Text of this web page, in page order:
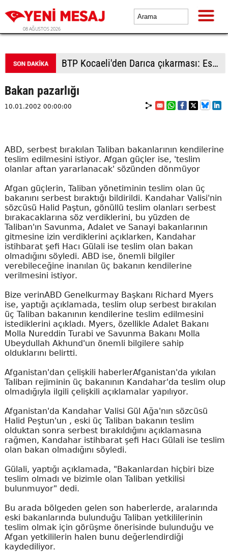
08 AĞUSTOS 2026
BTP Kocaeli'den Darıca çıkarması: Esnaf ve derneklerden yoğun ilgi
Bakan pazarlığı
10.01.2002 00:00:00
ABD, serbest bırakılan Taliban bakanlarının kendilerine
teslim edilmesini istiyor. Afgan güçler ise, 'teslim
olanlar aftan yararlanacak' sözünden dönmüyor
Afgan güçlerin, Taliban yönetiminin teslim olan üç
bakanını serbest bıraktığı bildirildi. Kandahar Valisi'nin
sözcüsü Halid Paştun, gönüllü teslim olanları serbest
bırakacaklarına söz verdiklerini, bu yüzden de
Taliban'ın Savunma, Adalet ve Sanayi bakanlarının
gitmesine izin verdiklerini açıklarken, Kandahar
istihbarat şefi Hacı Gülali ise teslim olan bakan
olmadığını söyledi. ABD ise, önemli bilgiler
verebileceğine inanılan üç bakanın kendilerine
verilmesini istiyor.
Bize verinABD Genelkurmay Başkanı Richard Myers
ise, yaptığı açıklamada, teslim olup serbest bırakılan
üç Taliban bakanının kendilerine teslim edilmesini
istediklerini açıkladı. Myers, özellikle Adalet Bakanı
Molla Nureddin Turabi ve Savunma Bakanı Molla
Ubeydullah Akhund'un önemli bilgilere sahip
olduklarını belirtti.
Afganistan'dan çelişkili haberlerAfganistan'da yıkılan
Taliban rejiminin üç bakanının Kandahar'da teslim olup
olmadığıyla ilgili çelişkili açıklamalar yapılıyor.
Afganistan'da Kandahar Valisi Gül Ağa'nın sözcüsü
Halid Peştun'un , eski üç Taliban bakanın teslim
olduktan sonra serbest bırakıldığını açıklamasına
rağmen, Kandahar istihbarat şefi Hacı Gülali ise teslim
olan bakan olmadığını söyledi.
Gülali, yaptığı açıklamada, "Bakanlardan hiçbiri bize
teslim olmadı ve bizimle olan Taliban yetkilisi
bulunmuyor" dedi.
Bu arada bölgeden gelen son haberlerde, aralarında
eski bakanlarında bulunduğu Taliban yetkililerinin
teslim olmak için görüşme önerisinde bulunduğu ve
Afgan yetkililerin halen bunu değerlendirdiği
kaydediliyor.